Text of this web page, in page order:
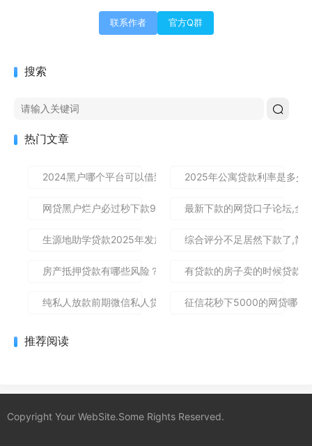
联系作者 官方Q群
搜索
热门文章
2024黑户哪个平台可以借到钱,隆重介绍5个免审秒批的分享给
2025年公寓贷款利率是多少
网贷黑户烂户必过秒下款9月高通过率指南！顺便整理这5个
最新下款的网贷口子论坛,全
生源地助学贷款2025年发放时间及到账流程详解
综合评分不足居然下款了,简
房产抵押贷款有哪些风险？一文讲清所有风险点，新手办理别
有贷款的房子卖的时候贷款
纯私人放款前期微信私人贷,为您介绍5款包下款的黑户口子
征信花秒下5000的网贷哪个
推荐阅读
Copyright Your WebSite.Some Rights Reserved.